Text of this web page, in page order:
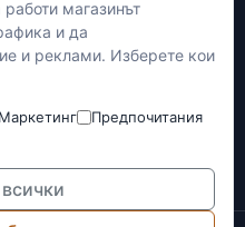
магазинът
и да
и реклами. Изберете кои
Маркетинг
Предпочитания